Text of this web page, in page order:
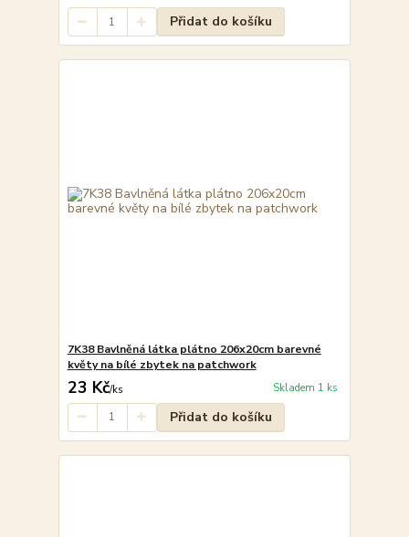
Přidat do košíku
7K38 Bavlněná látka plátno 206x20cm barevné
květy na bílé zbytek na patchwork
23 Kč/ks Skladem 1 ks
Přidat do košíku